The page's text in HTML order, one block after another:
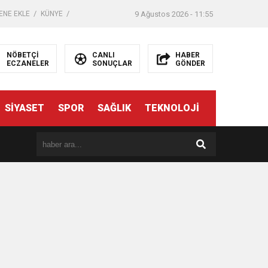
EKLE KÜNYE 9 Ağustos 2026 - 11:55
NÖBETÇİ
ECZANELER
CANLI
SONUÇLAR
HABER
GÖNDER
SİYASET SPOR SAĞLIK TEKNOLOJİ